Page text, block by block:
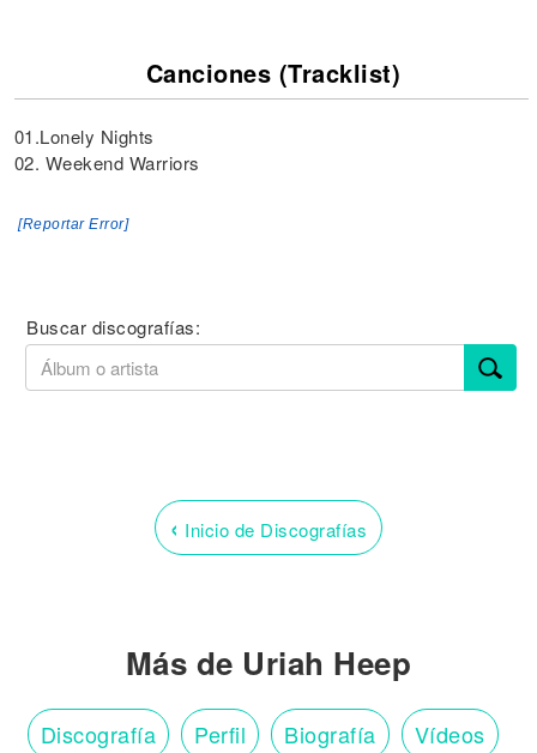
Canciones (Tracklist)
01.Lonely Nights
02. Weekend Warriors
[Reportar Error]
Buscar discografías:
‹ Inicio de Discografías
Más de Uriah Heep
Discografía Perfil Biografía Vídeos